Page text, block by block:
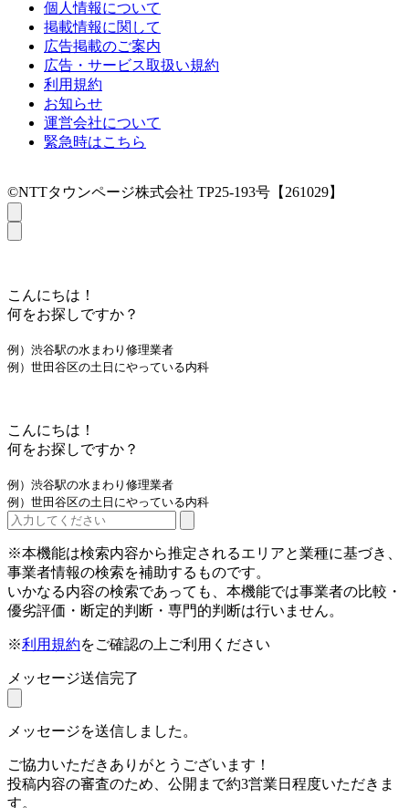
個人情報について
掲載情報に関して
広告掲載のご案内
広告・サービス取扱い規約
利用規約
お知らせ
運営会社について
緊急時はこちら
©NTTタウンページ株式会社 TP25-193号【261029】
こんにちは！
何をお探しですか？
例）渋谷駅の水まわり修理業者
例）世田谷区の土日にやっている内科
こんにちは！
何をお探しですか？
例）渋谷駅の水まわり修理業者
例）世田谷区の土日にやっている内科
※本機能は検索内容から推定されるエリアと業種に基づき、
事業者情報の検索を補助するものです。
いかなる内容の検索であっても、本機能では事業者の比較・
優劣評価・断定的判断・専門的判断は行いません。
※利用規約をご確認の上ご利用ください
メッセージ送信完了
メッセージを送信しました。
ご協力いただきありがとうございます！
投稿内容の審査のため、公開まで約3営業日程度いただきま
す。